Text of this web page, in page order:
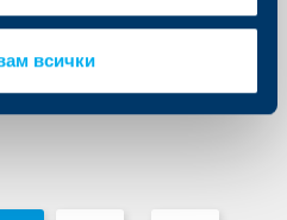
всички